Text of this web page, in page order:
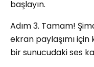
başlayın.
Adım 3. Tamam!
ekran paylaşımı
bir sunucudaki ses